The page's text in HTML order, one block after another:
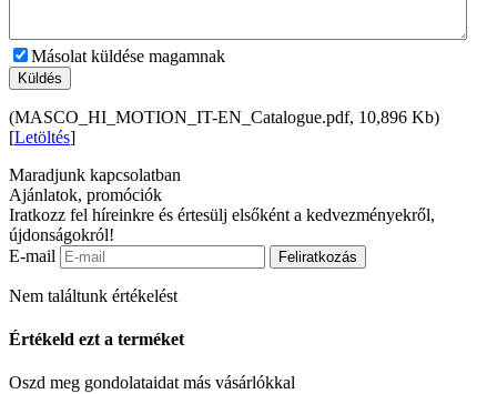
Másolat küldése magamnak
Küldés
(MASCO_HI_MOTION_IT-EN_Catalogue.pdf, 10,896 Kb)
[Letöltés]
Maradjunk kapcsolatban
Ajánlatok, promóciók
Iratkozz fel híreinkre és értesülj elsőként a kedvezményekről,
újdonságokról!
E-mail
Feliratkozás
Nem találtunk értékelést
Értékeld ezt a terméket
Oszd meg gondolataidat más vásárlókkal